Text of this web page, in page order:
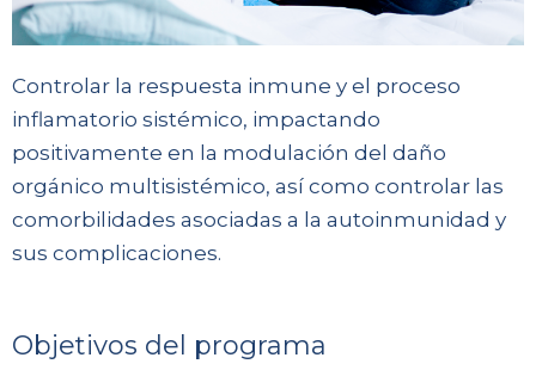
Controlar la respuesta inmune y el proceso
inflamatorio sistémico, impactando
positivamente en la modulación del daño
orgánico multisistémico, así como controlar las
comorbilidades asociadas a la autoinmunidad y
sus complicaciones.
Objetivos del programa